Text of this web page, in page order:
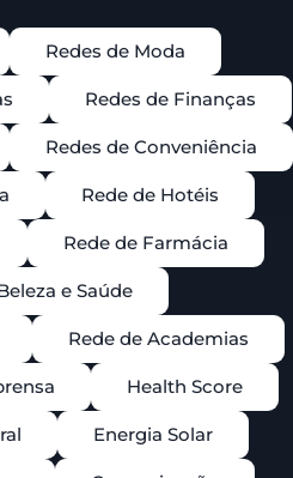
Redes de Moda
Redes de Finanças
Redes de Conveniência
Rede de Hotéis
Rede de Farmácia
e Saúde
Rede de Academias
Health Score
Energia Solar